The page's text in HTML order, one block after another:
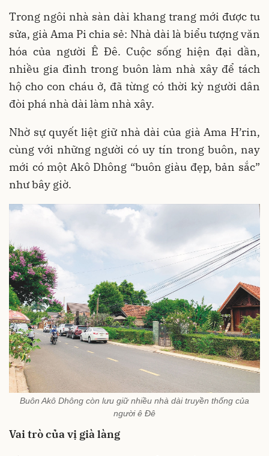
Trong ngôi nhà sàn dài khang trang mới được tu
sửa, già Ama Pi chia sẻ: Nhà dài là biểu tượng văn
hóa của người Ê Đê. Cuộc sống hiện đại dần,
nhiều gia đình trong buôn làm nhà xây để tách
hộ cho con cháu ở, đã từng có thời kỳ người dân
đòi phá nhà dài làm nhà xây.
Nhờ sự quyết liệt giữ nhà dài của già Ama H’rin,
cùng với những người có uy tín trong buôn, nay
mới có một Akô Dhông “buôn giàu đẹp, bản sắc”
như bây giờ.
Buôn Akô Dhông còn lưu giữ nhiều nhà dài truyền thống của
người ê Đê
Vai trò của vị già làng